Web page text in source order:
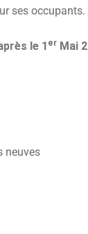
ses occupants.
le 1 er Mai
neuves